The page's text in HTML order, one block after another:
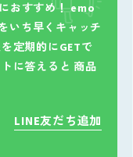
おすすめ！emo
いち早くキャッチ
定期的にGETで
に答えると 商品
LINE友だち追加